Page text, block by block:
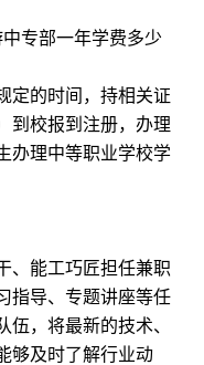
专部一年学费多少
定的时间，持相关证
到校报到注册，办理
办理中等职业学校学
、能工巧匠担任兼职
指导、专题讲座等任
，将最新的技术、
够及时了解行业动